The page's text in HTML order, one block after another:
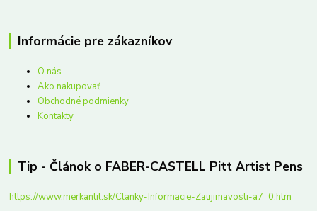
Informácie pre zákazníkov
O nás
Ako nakupovať
Obchodné podmienky
Kontakty
Tip - Článok o FABER-CASTELL Pitt Artist Pens
https://www.merkantil.sk/Clanky-Informacie-Zaujimavosti-a7_0.htm